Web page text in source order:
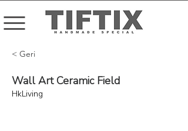
< Geri
Wall Art Ceramic Field
HkLiving